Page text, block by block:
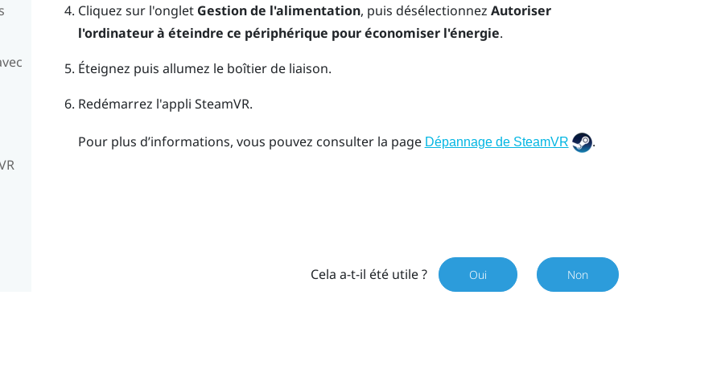
Cliquez sur l'onglet Gestion de l'alimentation, puis désélectionnez Autoriser
l'ordinateur à éteindre ce périphérique pour économiser l'énergie.
Éteignez puis allumez le boîtier de liaison.
Redémarrez l'appli SteamVR.
Pour plus d’informations, vous pouvez consulter la page Dépannage de SteamVR .
Cela a-t-il été utile ? Oui Non